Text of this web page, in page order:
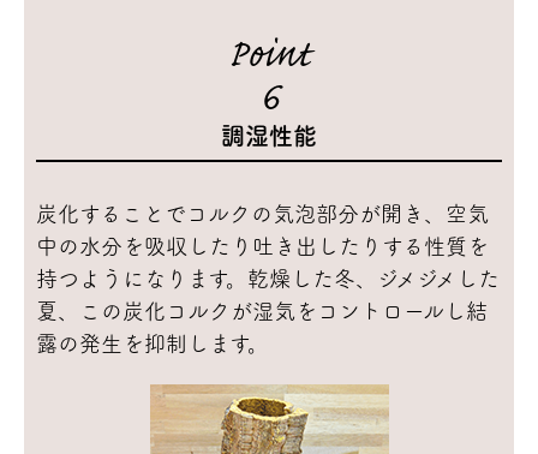
Point
6
調湿性能
炭化することでコルクの気泡部分が開き、空気
中の水分を吸収したり吐き出したりする性質を
持つようになります。乾燥した冬、ジメジメした
夏、この炭化コルクが湿気をコントロールし結
露の発生を抑制します。